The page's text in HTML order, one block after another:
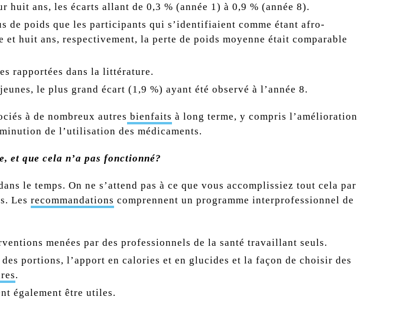
huit ans, les écarts allant de 0,3 % (année 1) à 0,9 % (année 8).
de poids que les participants qui s’identifiaient comme étant afro-
huit ans, respectivement, la perte de poids moyenne était comparable
rapportées dans la littérature.
le plus grand écart (1,9 %) ayant été observé à l’année 8.
à de nombreux autres bienfaits à long terme, y compris l’amélioration
de l’utilisation des médicaments.
et que cela n’a pas fonctionné?
le temps. On ne s’attend pas à ce que vous accomplissiez tout cela par
Les recommandations comprennent un programme interprofessionnel de
menées par des professionnels de la santé travaillant seuls.
portions, l’apport en calories et en glucides et la façon de choisir des
.
également être utiles.